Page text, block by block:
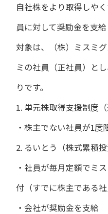
自社株をより取得しや
員に対して奨励金を支給
対象は、（株）ミスミ
ミの社員（正社員）と
りです。
1. 単元株取得支援制度（
・株主でない社員が1度
2. るいとう（株式累積
・社員が毎月定額でミ
付（すでに株主である社
・会社が奨励金を支給